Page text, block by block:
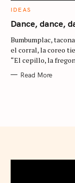
C
T
E
O
R
I
E
IDEAS
Dance, dance,
Bumbumplac,
el corral, la coreo
“El cepillo, la
Read More